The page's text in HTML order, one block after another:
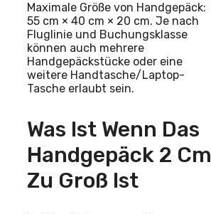
Maximale Größe von Handgepäck:
55 cm × 40 cm × 20 cm. Je nach
Fluglinie und Buchungsklasse
können auch mehrere
Handgepäckstücke oder eine
weitere Handtasche/Laptop-
Tasche erlaubt sein.
Was Ist Wenn Das
Handgepäck 2 Cm
Zu Groß Ist